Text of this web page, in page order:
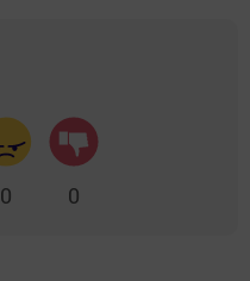
0 0